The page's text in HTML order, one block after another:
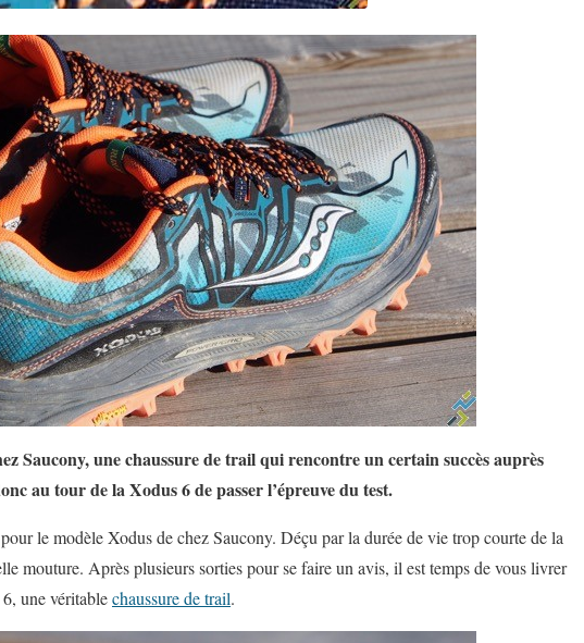
Saucony, une chaussure de trail qui rencontre un certain succès auprès
au tour de la Xodus 6 de passer l’épreuve du test.
le modèle Xodus de chez Saucony. Déçu par la durée de vie trop courte de la
mouture. Après plusieurs sorties pour se faire un avis, il est temps de vous livrer
une véritablechaussure de trail.